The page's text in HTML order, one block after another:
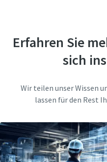
Erfahren Sie
sich
Wir teilen unser Wissen
lassen für den Rest